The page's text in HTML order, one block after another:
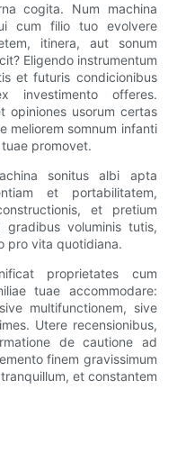
cogita. Num machina
cum filio tuo evolvere
itinera, aut sonum
Eligendo instrumentum
et futuris condicionibus
investimento offeres.
opiniones usorum certas
meliorem somnum infanti
promovet.
sonitus albi apta
et portabilitatem,
et pretium
voluminis tutis,
pro vita quotidiana.
proprietates cum
tuae accommodare:
multifunctionem, sive
Utere recensionibus,
de cautione ad
finem gravissimum
et constantem